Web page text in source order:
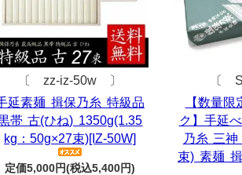
〔 zz-iz-50w 〕
延素麺 揖保乃糸 特級品
帯 古(ひね) 1350g(1.35
kg：50g×27束)[IZ-50W]
定価5,000円(税込5,400円)
〔
【数量
ク】手延
乃糸 三
束) 素麺